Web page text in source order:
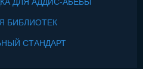
ДЛЯ АДДИС-АБЕБЫ
БИБЛИОТЕК
СТАНДАРТ